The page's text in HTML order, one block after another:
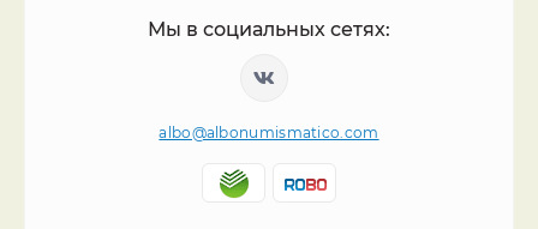
Мы в социальных сетях:
albo@albonumismatico.com